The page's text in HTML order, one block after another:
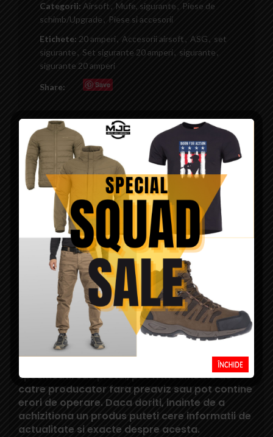
Categorii: Airsoft , Mufe, sigurante , Piese de
schimb/Upgrade , Piese si accesorii
Etichete: 20 amperi, Accesorii airsoft, ASG, set
sigurante , Set sigurante 20 amperi , sigurante ,
sigurante 20 amperi
Share: Save
DESCRIERE
Prezentare Set sigurante 20 amperi
Set sigurante 20 amperi contine 5 bucati sigurante, fabricate
Daca doriti sa testati diverse produse din gamaSquad Store
va asteptam cu drag in magazinul nostru din Cluj.
Squad Store face eforturi permanente pentru
a actualiza constant informatiile din aceasta
pagina. Rareori, acestea pot contine mici erori:
fotografiile au caracter informativ si pot
contine accesorii neincluse in pachetele
standard; produsele pot diferi in realitate fata
de cele din pozele de pe acest site; unele
specificatii sau pretul, pot fi modificate de
catre producator fara preaviz sau pot contine
erori de operare. Daca doriti, inainte de a
achizitiona un produs puteti cere informatii de
actualitate si exacte despre acesta.